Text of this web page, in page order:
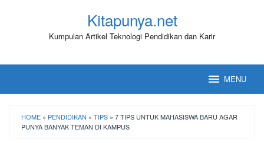
Kitapunya.net
Kumpulan Artikel Teknologi Pendidikan dan Karir
MENU
HOME » PENDIDIKAN » TIPS » 7 TIPS UNTUK MAHASISWA BARU AGAR
PUNYA BANYAK TEMAN DI KAMPUS